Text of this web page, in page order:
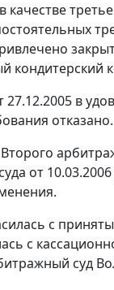
качестве
кондитерский
в
отказано.
от
с
с
суд